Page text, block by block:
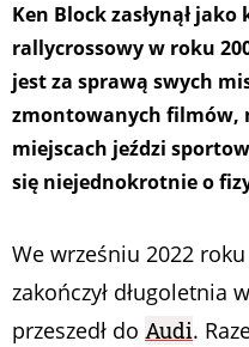
Ken Block zasłynął
rallycrossowy w roku
jest za sprawą swych
zmontowanych filmów,
miejscach jeździ
się niejednokrotnie o
We wrześniu 2022 roku
zakończył długoletnia
przeszedł do Audi.